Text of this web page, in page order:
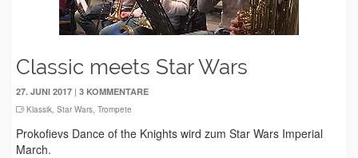
Classic meets Star Wars
27. JUNI 2017 | 3 KOMMENTARE
Klassik, Star Wars, Trompete
Prokofievs Dance of the Knights wird zum Star Wars Imperial
March.